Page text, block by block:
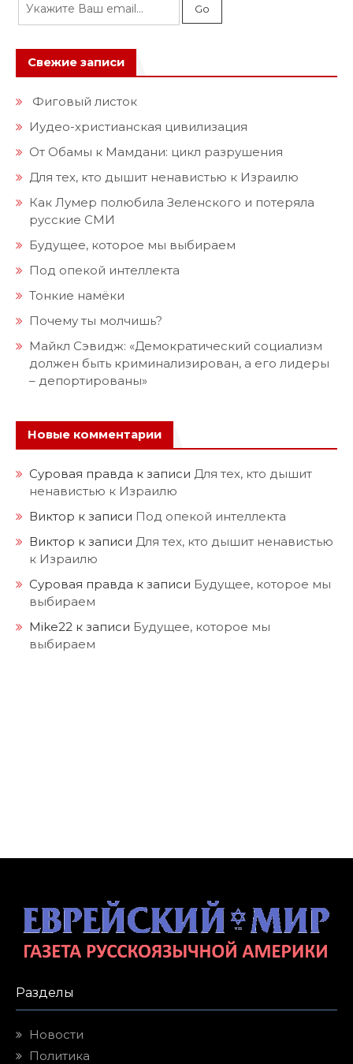
Свежие записи
Фиговый листок
Иудео-христианская цивилизация
От Обамы к Мамдани: цикл разрушения
Для тех, кто дышит ненавистью к Израилю
Как Лумер полюбила Зеленского и потеряла
русские СМИ
Будущее, которое мы выбираем
Под опекой интеллекта
Тонкие намёки
Почему ты молчишь?
Майкл Сэвидж: «Демократический социализм
должен быть криминализирован, а его лидеры
– депортированы»
Новые комментарии
Суровая правда к записи Для тех, кто дышит
ненавистью к Израилю
Виктор к записи Под опекой интеллекта
Виктор к записи Для тех, кто дышит ненавистью
к Израилю
Суровая правда к записи Будущее, которое мы
выбираем
Mike22 к записи Будущее, которое мы
выбираем
Разделы
Новости
Политика